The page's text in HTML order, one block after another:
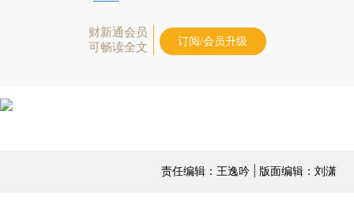
财新通会员
可畅读全文
订阅/会员升级
责任编辑：王逸吟 | 版面编辑：刘潇